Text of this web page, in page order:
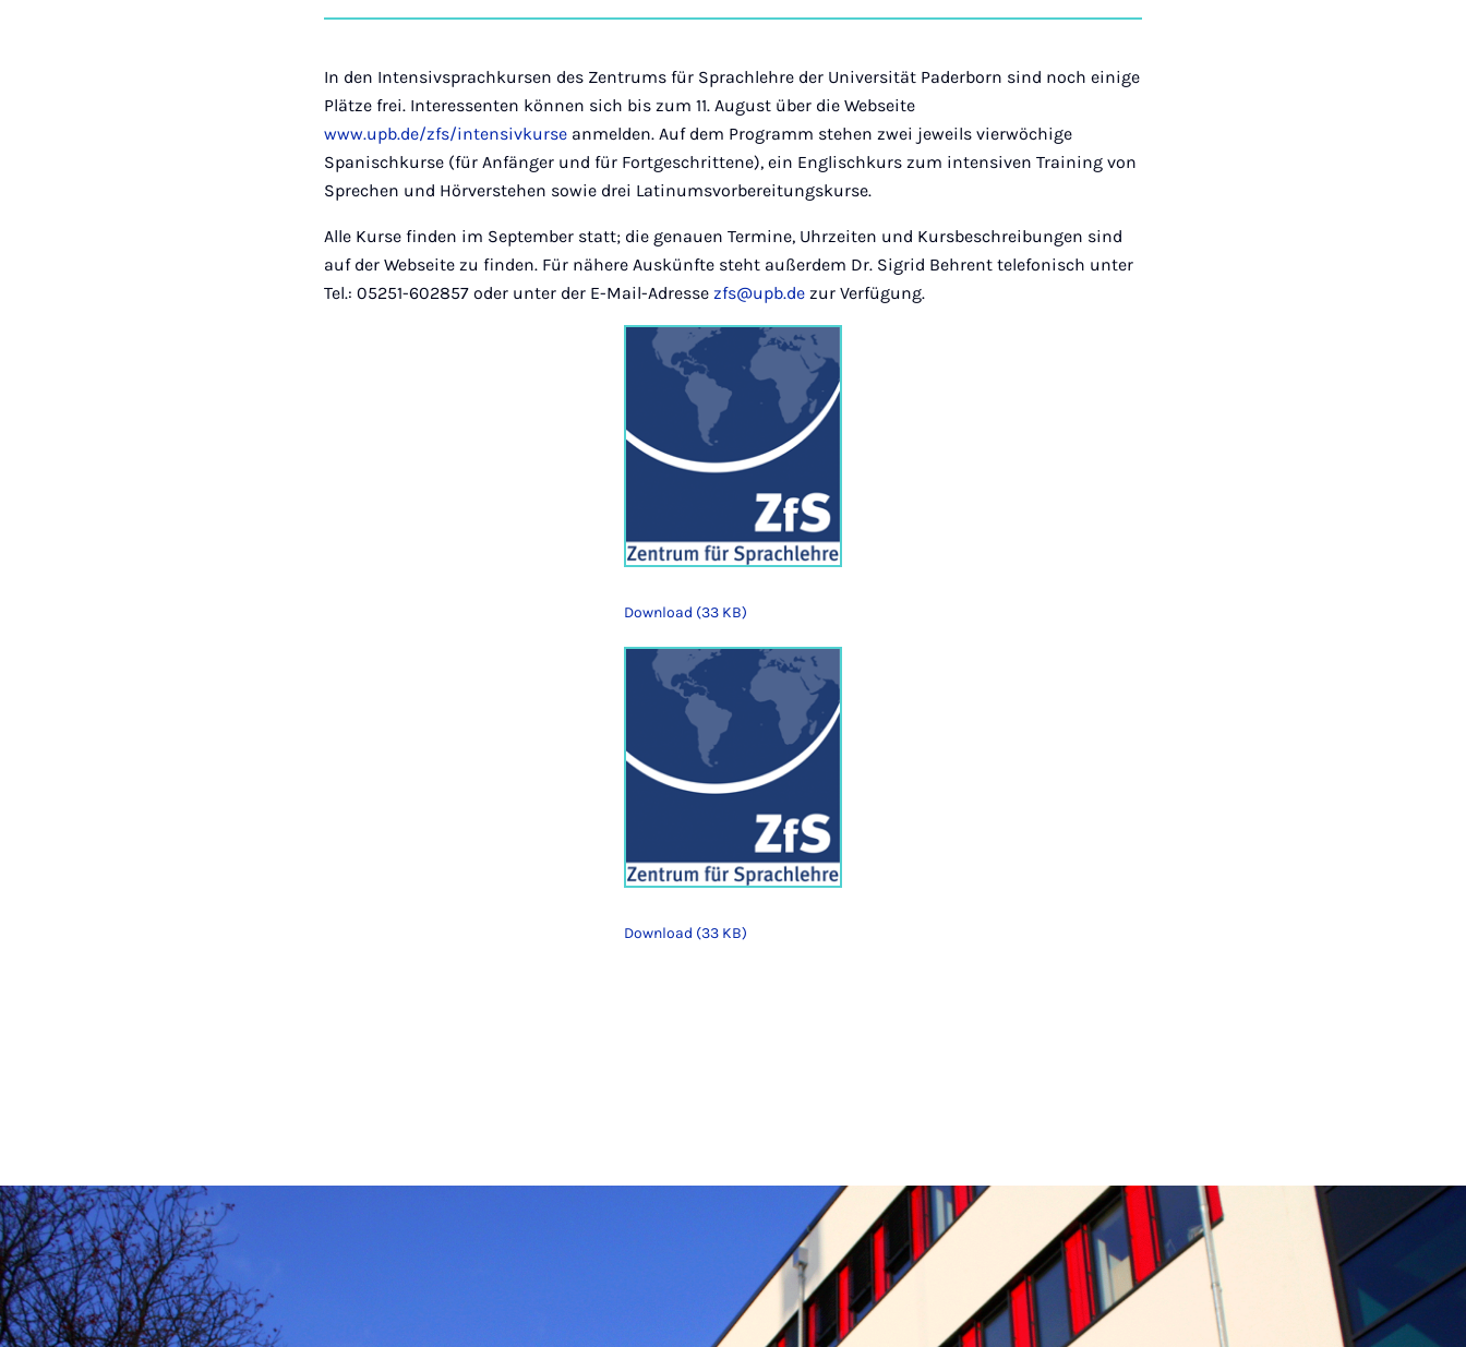
on
auf auf auf über
Mail
kopieren
In den Intensivsprachkursen des Zentrums für Sprachlehre der Universität Paderborn sind noch einige
Plätze frei. Interessenten können sich bis zum 11. August über die Webseite
www.upb.de/zfs/intensivkurse anmelden. Auf dem Programm stehen zwei jeweils vierwöchige
Spanischkurse (für Anfänger und für Fortgeschrittene), ein Englischkurs zum intensiven Training von
Sprechen und Hörverstehen sowie drei Latinumsvorbereitungskurse.
Alle Kurse finden im September statt; die genauen Termine, Uhrzeiten und Kursbeschreibungen sind
auf der Webseite zu finden. Für nähere Auskünfte steht außerdem Dr. Sigrid Behrent telefonisch unter
Tel.: 05251-602857 oder unter der E-Mail-Adressezfs@upb.de zur Verfügung.
Download (33 KB)
Download (33 KB)